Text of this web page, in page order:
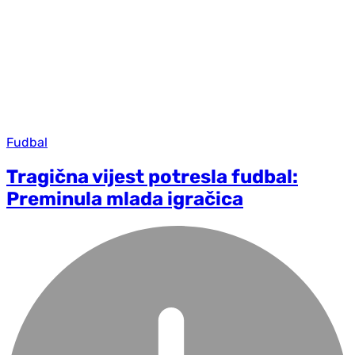
Fudbal
Tragična vijest potresla fudbal:
Preminula mlada igračica